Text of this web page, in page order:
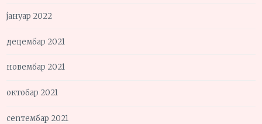
јануар 2022
децембар 2021
новембар 2021
октобар 2021
септембар 2021